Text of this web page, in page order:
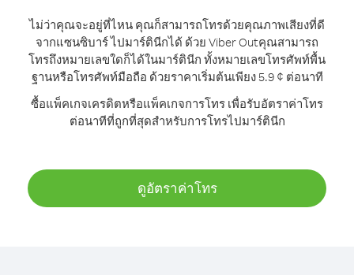
ไม่ว่าคุณจะอยู่ที่ไหน คุณก็สามารถโทรด้วยคุณภาพเสียงที่ดี
จากแซนซิบาร์ ไปมาร์ตินีกได้ ด้วย Viber Outคุณสามารถ
โทรถึงหมายเลขใดก็ได้ในมาร์ตินีก ทั้งหมายเลขโทรศัพท์พื้น
ฐานหรือโทรศัพท์มือถือ ด้วยราคาเริ่มต้นเพียง 5.9 ¢ ต่อนาที
ซื้อแพ็คเกจเครดิตหรือแพ็คเกจการโทร เพื่อรับอัตราค่าโทร
ต่อนาทีที่ถูกที่สุดสำหรับการโทรไปมาร์ตินีก
ดูอัตราค่าโทร